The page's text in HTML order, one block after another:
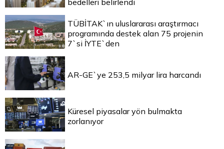
bedelleri belirlendi
TÜBİTAK`ın uluslararası araştırmacı
programında destek alan 75 projenin
7`si İYTE`den
AR-GE`ye 253,5 milyar lira harcandı
Küresel piyasalar yön bulmakta
zorlanıyor